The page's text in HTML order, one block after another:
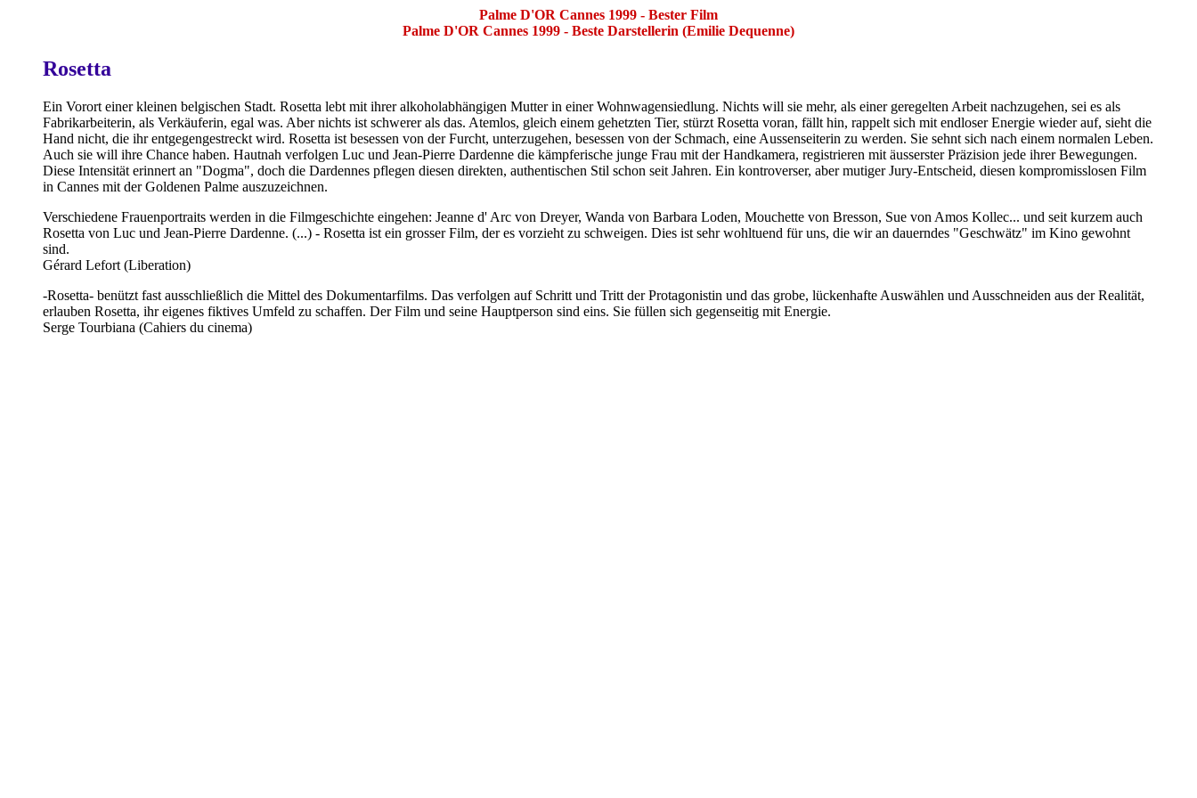
Palme D'OR Cannes 1999 - Bester Film
Palme D'OR Cannes 1999 - Beste Darstellerin (Emilie Dequenne)
Rosetta
Ein Vorort einer kleinen belgischen Stadt. Rosetta lebt mit ihrer alkoholabhängigen Mutter in einer Wohnwagensiedlung. Nichts will sie mehr, als einer geregelten Arbeit nachzugehen, sei es als
Fabrikarbeiterin, als Verkäuferin, egal was. Aber nichts ist schwerer als das. Atemlos, gleich einem gehetzten Tier, stürzt Rosetta voran, fällt hin, rappelt sich mit endloser Energie wieder auf, sieht die
Hand nicht, die ihr entgegengestreckt wird. Rosetta ist besessen von der Furcht, unterzugehen, besessen von der Schmach, eine Aussenseiterin zu werden. Sie sehnt sich nach einem normalen Leben.
Auch sie will ihre Chance haben. Hautnah verfolgen Luc und Jean-Pierre Dardenne die kämpferische junge Frau mit der Handkamera, registrieren mit äusserster Präzision jede ihrer Bewegungen.
Diese Intensität erinnert an "Dogma", doch die Dardennes pflegen diesen direkten, authentischen Stil schon seit Jahren. Ein kontroverser, aber mutiger Jury-Entscheid, diesen kompromisslosen Film
in Cannes mit der Goldenen Palme auszuzeichnen.
Verschiedene Frauenportraits werden in die Filmgeschichte eingehen: Jeanne d' Arc von Dreyer, Wanda von Barbara Loden, Mouchette von Bresson, Sue von Amos Kollec... und seit kurzem auch
Rosetta von Luc und Jean-Pierre Dardenne. (...) - Rosetta ist ein grosser Film, der es vorzieht zu schweigen. Dies ist sehr wohltuend für uns, die wir an dauerndes "Geschwätz" im Kino gewohnt
sind.
Gérard Lefort (Liberation)
-Rosetta- benützt fast ausschließlich die Mittel des Dokumentarfilms. Das verfolgen auf Schritt und Tritt der Protagonistin und das grobe, lückenhafte Auswählen und Ausschneiden aus der Realität,
erlauben Rosetta, ihr eigenes fiktives Umfeld zu schaffen. Der Film und seine Hauptperson sind eins. Sie füllen sich gegenseitig mit Energie.
Serge Tourbiana (Cahiers du cinema)